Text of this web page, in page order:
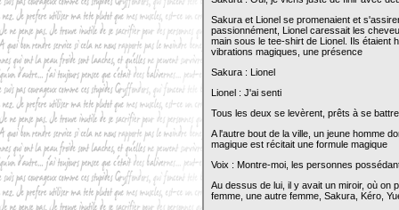
Sakura et Lionel se promenaient et
passionnément, Lionel caressait les
main sous le tee-shirt de Lionel. Ils étaient
vibrations magiques, une présence
Sakura : Lionel
Lionel : J'ai senti
Tous les deux se levèrent, prêts à se
A l'autre bout de la ville, un jeune homme
magique est récitait une formule magique
Voix : Montre-moi, les personnes
Au dessus de lui, il y avait un miroir, où on
femme, une autre femme, Sakura, Kéro,